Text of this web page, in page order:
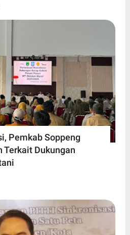
Pemkab Soppeng
Terkait Dukungan